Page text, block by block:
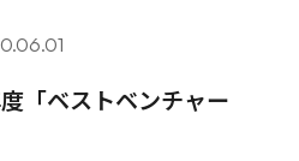
「ベストベンチャー